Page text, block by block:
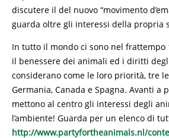
discutere il del nuovo “movimento
guarda oltre gli interessi della propria
In tutto il mondo ci sono nel
il benessere dei animali ed i diritti
considerano come le loro priorità, tre
Germania, Canada e Spagna. Avanti a
mettono al centro gli interessi degli
l’ambiente! Guarda per un elenco di
http://www.partyfortheanimals.nl/